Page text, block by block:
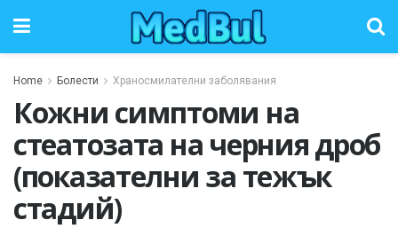
Home Болести Храносмилателни заболявания
Кожни симптоми на
стеатозата на черния дроб
(показателни за тежък
стадий)